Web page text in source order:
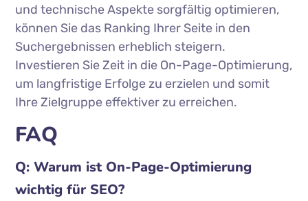
und technische Aspekte sorgfältig optimieren,
können Sie das Ranking Ihrer Seite in den
Suchergebnissen erheblich steigern.
Investieren Sie Zeit in die On-Page-Optimierung,
um langfristige Erfolge zu erzielen und somit
Ihre Zielgruppe effektiver zu erreichen.
FAQ
Q: Warum ist On-Page-Optimierung
wichtig für SEO?